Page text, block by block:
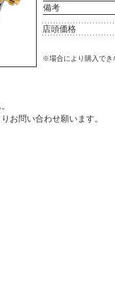
備考
店頭価格
※場合により購入でき
りお問い合わせ願います。